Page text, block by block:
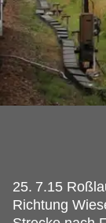
25. 7.15
Richtung